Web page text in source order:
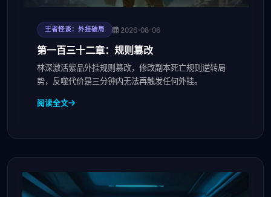
王者怪谈：外挂破局 2026-08-06
第一百三十二章：规则篡改
林深激活紫品外挂规则篡改，修改副本死亡规则逆转局
势，反噬代价是三分钟内无法再触发任何外挂。
阅读全文